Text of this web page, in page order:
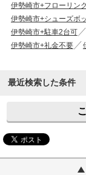
伊勢崎市+フローリン
伊勢崎市+シューズボ
伊勢崎市+駐車2台可
伊勢崎市+礼金不要
最近検索した条件